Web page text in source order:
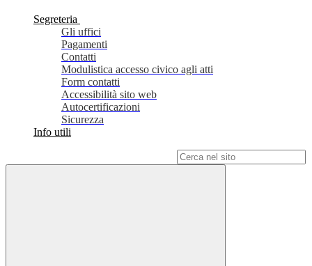
Segreteria
Gli uffici
Pagamenti
Contatti
Modulistica accesso civico agli atti
Form contatti
Accessibilità sito web
Autocertificazioni
Sicurezza
Info utili